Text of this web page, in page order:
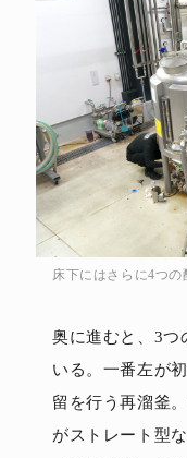
床下にはさらに4つ
奥に進むと、3つ
いる。一番左が
留を行う再溜釜
がストレート型